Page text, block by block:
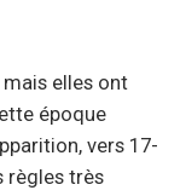
mais elles ont
époque
vers 17-
règles très